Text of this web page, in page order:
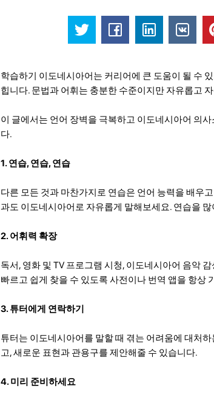
학습하기 이도네시아어는 커리어에 큰 도움이 될 수
힙니다. 문법과 어휘는 충분한 수준이지만 자유롭고
이 글에서는 언어 장벽을 극복하고 이도네시아어 의
다.
1. 연습, 연습, 연습
다른 모든 것과 마찬가지로 연습은 언어 능력을 배우
과도 이도네시아어로 자유롭게 말해보세요. 연습을
2. 어휘력 확장
독서, 영화 및 TV 프로그램 시청, 이도네시아어 음악
빠르고 쉽게 찾을 수 있도록 사전이나 번역 앱을 항상
3. 튜터에게 연락하기
튜터는 이도네시아어를 말할 때 겪는 어려움에 대처
고, 새로운 표현과 관용구를 제안해줄 수 있습니다.
4. 미리 준비하세요